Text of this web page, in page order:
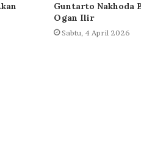
Guntarto Nakhoda
Ogan Ilir
Sabtu, 4 April 2026